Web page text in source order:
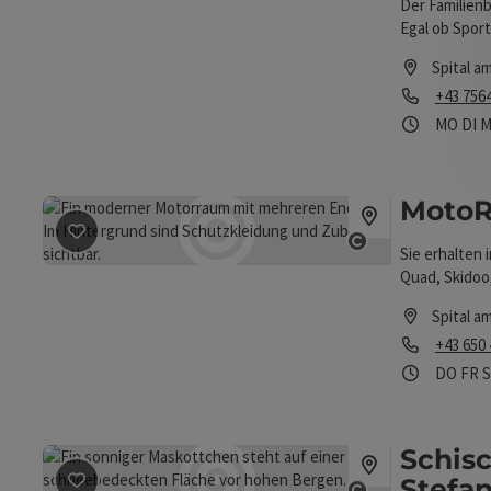
Der
Egal ob
Pachleitner
Spital
Telefon
+43
MO DI
Copyright
Beitrag merken
Sie erhalten
Quad,
Spital
Telefon
+43 650
DO FR